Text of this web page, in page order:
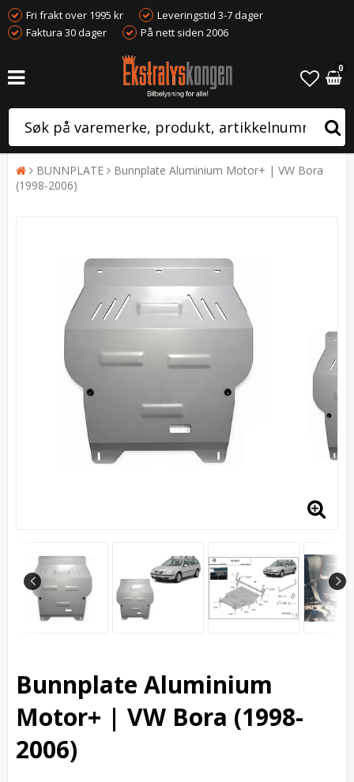
Fri frakt over 1995 kr
Leveringstid 3-7 dager
Faktura 30 dager
På nett siden 2006
0
BUNNPLATE
Bunnplate Aluminium Motor+ | VW Bora
(1998-2006)
Bunnplate Aluminium
Motor+ | VW Bora (1998-
2006)